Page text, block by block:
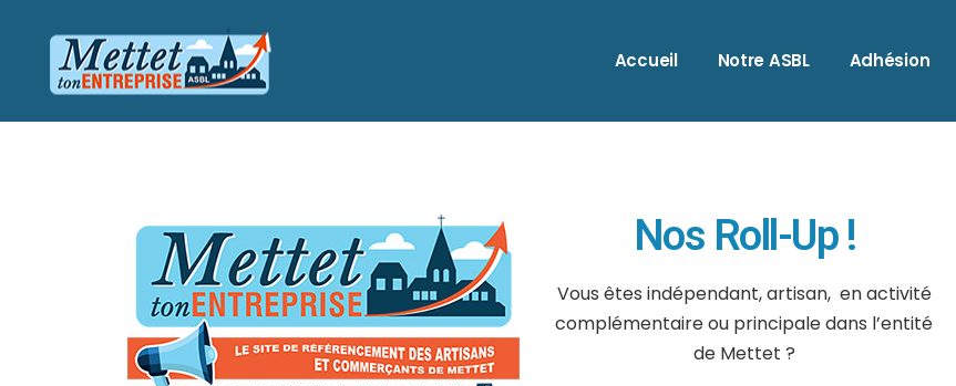
Accueil Notre ASBL Adhésion
Nos Roll-Up !
Vous êtes indépendant, artisan, en activité
complémentaire ou principale dans l’entité
de Mettet ?